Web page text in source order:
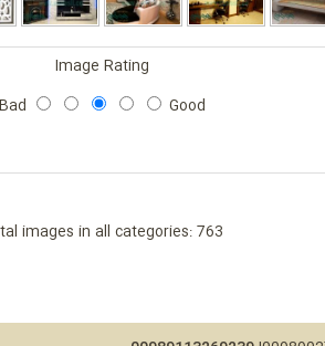
Image Rating
Good
images in all categories: 763